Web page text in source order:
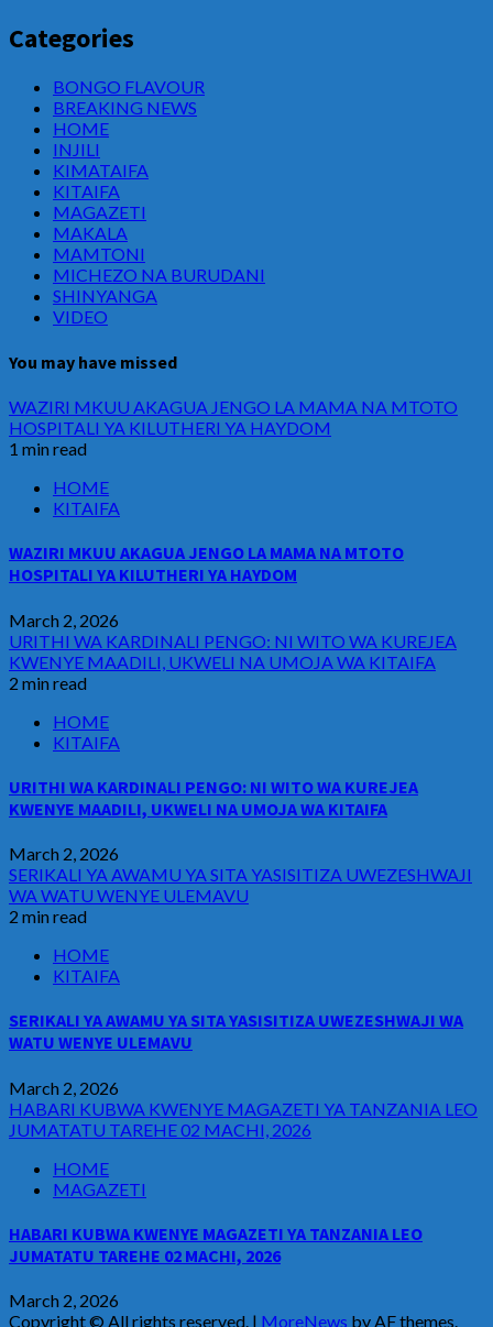
Categories
BONGO FLAVOUR
BREAKING NEWS
HOME
INJILI
KIMATAIFA
KITAIFA
MAGAZETI
MAKALA
MAMTONI
MICHEZO NA BURUDANI
SHINYANGA
VIDEO
You may have missed
WAZIRI MKUU AKAGUA JENGO LA MAMA NA MTOTO
HOSPITALI YA KILUTHERI YA HAYDOM
1 min read
HOME
KITAIFA
WAZIRI MKUU AKAGUA JENGO LA MAMA NA MTOTO
HOSPITALI YA KILUTHERI YA HAYDOM
March 2, 2026
URITHI WA KARDINALI PENGO: NI WITO WA KUREJEA
KWENYE MAADILI, UKWELI NA UMOJA WA KITAIFA
2 min read
HOME
KITAIFA
URITHI WA KARDINALI PENGO: NI WITO WA KUREJEA
KWENYE MAADILI, UKWELI NA UMOJA WA KITAIFA
March 2, 2026
SERIKALI YA AWAMU YA SITA YASISITIZA UWEZESHWAJI
WA WATU WENYE ULEMAVU
2 min read
HOME
KITAIFA
SERIKALI YA AWAMU YA SITA YASISITIZA UWEZESHWAJI WA
WATU WENYE ULEMAVU
March 2, 2026
HABARI KUBWA KWENYE MAGAZETI YA TANZANIA LEO
JUMATATU TAREHE 02 MACHI, 2026
HOME
MAGAZETI
HABARI KUBWA KWENYE MAGAZETI YA TANZANIA LEO
JUMATATU TAREHE 02 MACHI, 2026
March 2, 2026
Copyright © All rights reserved. | MoreNews by AF themes.